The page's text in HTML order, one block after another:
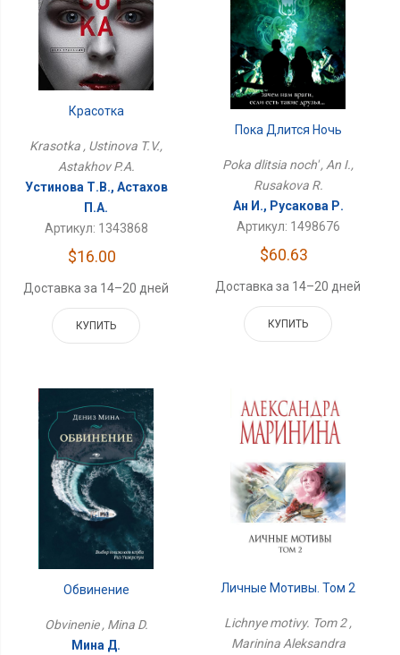
Красотка
Krasotka , Ustinova T.V.,
Astakhov P.A.
Устинова Т.В., Астахов
П.А.
Артикул: 1343868
$16.00
Доставка за 14–20 дней
КУПИТЬ
Пока Длится Ночь
Poka dlitsia noch' , An I.,
Rusakova R.
Ан И., Русакова Р.
Артикул: 1498676
$60.63
Доставка за 14–20 дней
КУПИТЬ
Обвинение
Obvinenie , Mina D.
Мина Д.
Личные Мотивы. Том 2
Lichnye motivy. Tom 2 ,
Marinina Aleksandra